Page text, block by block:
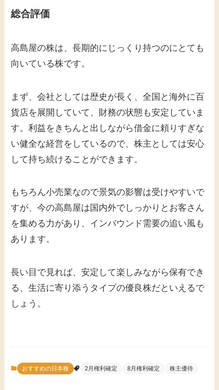
総合評価
高島屋の株は、長期的にじっくり持つのにとても
向いている株です。
まず、会社としては歴史が長く、全国と海外に百
貨店を展開していて、財務の状態も安定していま
す。利益をきちんと出しながら借金に頼りすぎな
い健全な経営をしているので、株主としては安心
して持ち続けることができます。
もちろん小売業なので景気の影響は受けやすいで
すが、今の高島屋は国内外でしっかりとお客さん
を集める力があり、インバウンド需要の追い風も
あります。
長い目で見れば、安定して楽しみながら保有でき
る、生活に寄り添うタイプの優良株だといえるで
しょう。
おすすめの日本株 2月権利確定 8月権利確定 株主優待